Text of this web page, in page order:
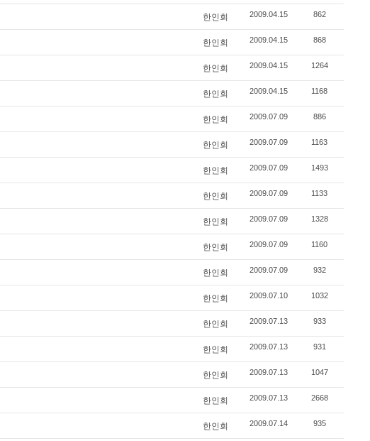
한인회 2009.04.15 862
한인회 2009.04.15 868
한인회 2009.04.15 1264
한인회 2009.04.15 1168
한인회 2009.07.09 886
한인회 2009.07.09 1163
한인회 2009.07.09 1493
한인회 2009.07.09 1133
한인회 2009.07.09 1328
한인회 2009.07.09 1160
한인회 2009.07.09 932
한인회 2009.07.10 1032
한인회 2009.07.13 933
한인회 2009.07.13 931
한인회 2009.07.13 1047
한인회 2009.07.13 2668
한인회 2009.07.14 935